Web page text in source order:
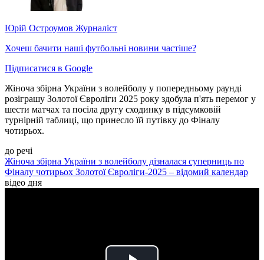
Юрій Остроумов Журналіст
Хочеш бачити наші футбольні новини частіше?
Підписатися в Google
Жіноча збірна України з волейболу у попередньому раунді
розіграшу Золотої Євроліги 2025 року здобула п'ять перемог у
шести матчах та посіла другу сходинку в підсумковій
турнірній таблиці, що принесло їй путівку до Фіналу
чотирьох.
до речі
Жіноча збірна України з волейболу дізналася суперниць по
Фіналу чотирьох Золотої Євроліги-2025 – відомий календар
відео дня